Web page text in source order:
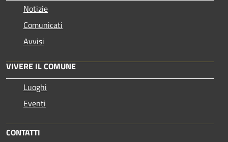
Notizie
Comunicati
Avvisi
VIVERE IL COMUNE
Luoghi
Eventi
CONTATTI